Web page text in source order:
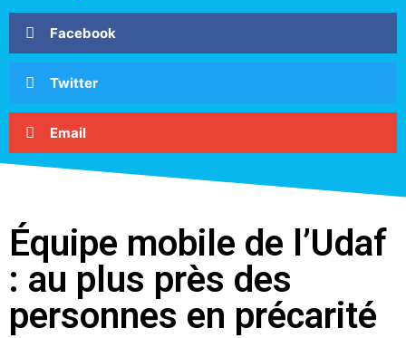
Facebook
Twitter
Email
Équipe mobile de l’Udaf
: au plus près des
personnes en précarité